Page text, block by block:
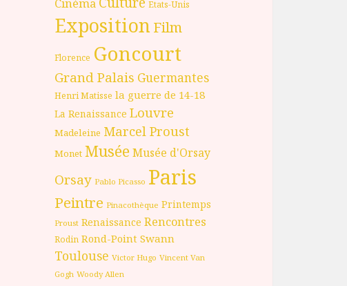
Cinéma Etats-Unis
ExpositionFilm
Florence Goncourt
Grand Palais Guermantes
Henri Matisse la guerre de 14-18
La Renaissance Louvre
Madeleine Marcel Proust
Monet Musée Musée d'Orsay
Orsay Pablo Picasso Paris
Peintre Pinacothèque Printemps
Proust Renaissance Rencontres
Rodin Rond-Point Swann
Toulouse Victor Hugo Vincent Van
Gogh Woody Allen